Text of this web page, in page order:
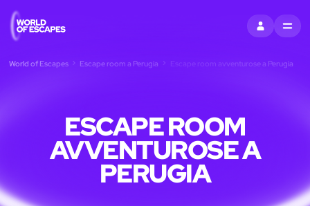
ACCEDIMENU
World of Escapes Escape room a Perugia Escape room avventurose a Perugia
ESCAPE ROOM
AVVENTUROSE A
PERUGIA